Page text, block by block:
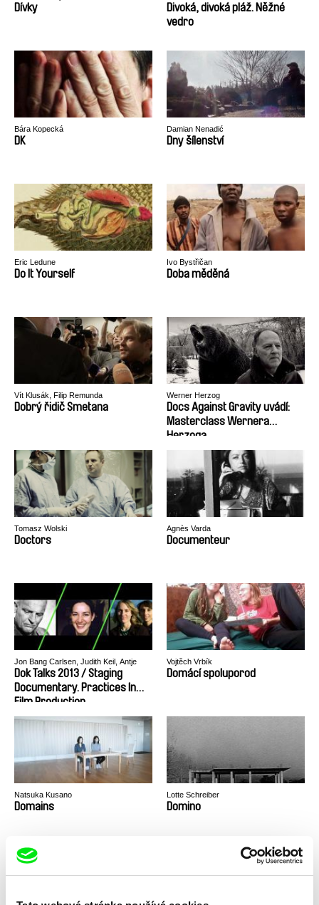
Dívky Alexander Rastorguev
Divoká, divoká pláž. Něžné
vedro
Bára Kopecká
DK
Damian Nenadić
Dny šílenství
Eric Ledune
Do It Yourself
Ivo Bystřičan
Doba měděná
Vít Klusák, Filip Remunda
Dobrý řidič Smetana
Werner Herzog
Docs Against Gravity uvádí:
Masterclass Wernera
Herzoga
Tomasz Wolski
Doctors
Agnès Varda
Documenteur
Jon Bang Carlsen, Judith Keil, Antje
Kruska, Inès Rabadan
Dok Talks 2013 / Staging
Documentary. Practices In
Film Production
Vojtěch Vrbík
Domácí spoluporod
Natsuka Kusano
Domains
Lotte Schreiber
Domino